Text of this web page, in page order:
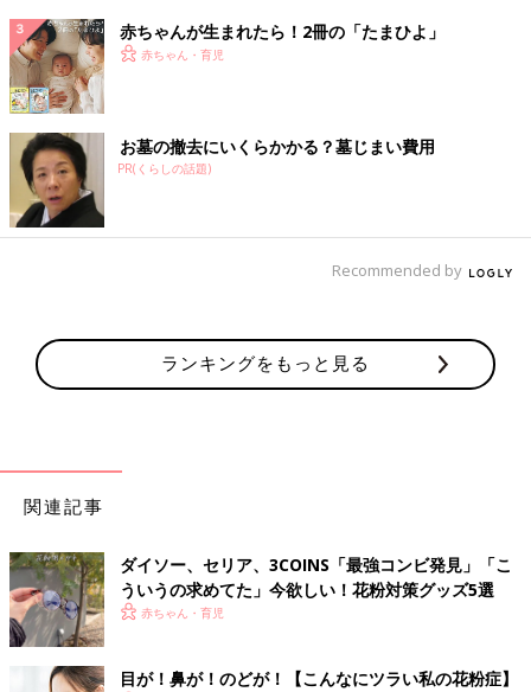
赤ちゃんが生まれたら！2冊の「たまひよ」
赤ちゃん・育児
お墓の撤去にいくらかかる？墓じまい費用
PR(くらしの話題)
Recommended by
ランキングをもっと見る
関連記事
ダイソー、セリア、3COINS「最強コンビ発見」「こ
ういうの求めてた」今欲しい！花粉対策グッズ5選
赤ちゃん・育児
目が！鼻が！のどが！【こんなにツラい私の花粉症】